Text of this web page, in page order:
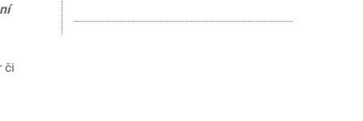
či